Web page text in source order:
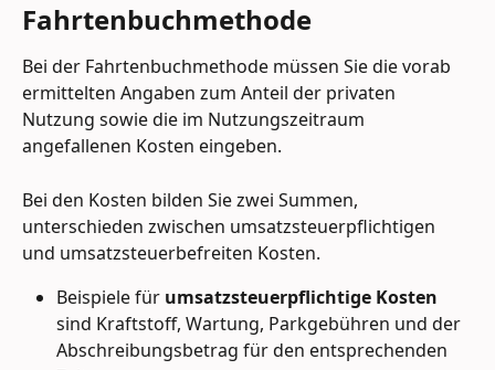
Fahrtenbuchmethode
Bei der Fahrtenbuchmethode müssen Sie die vorab
ermittelten Angaben zum Anteil der privaten
Nutzung sowie die im Nutzungszeitraum
angefallenen Kosten eingeben.
Bei den Kosten bilden Sie zwei Summen,
unterschieden zwischen umsatzsteuerpflichtigen
und umsatzsteuerbefreiten Kosten.
Beispiele für umsatzsteuerpflichtige Kosten
sind Kraftstoff, Wartung, Parkgebühren und der
Abschreibungsbetrag für den entsprechenden